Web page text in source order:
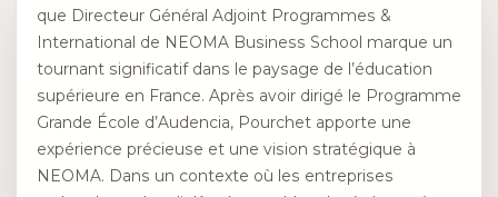
que Directeur Général Adjoint Programmes &
International de NEOMA Business School marque un
tournant significatif dans le paysage de l’éducation
supérieure en France. Après avoir dirigé le Programme
Grande École d’Audencia, Pourchet apporte une
expérience précieuse et une vision stratégique à
NEOMA. Dans un contexte où les entreprises